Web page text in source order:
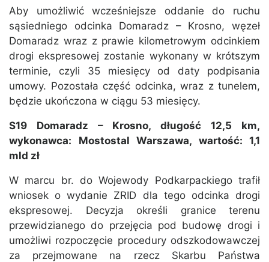
Aby umożliwić wcześniejsze oddanie do ruchu
sąsiedniego odcinka Domaradz – Krosno, węzeł
Domaradz wraz z prawie kilometrowym odcinkiem
drogi ekspresowej zostanie wykonany w krótszym
terminie, czyli 35 miesięcy od daty podpisania
umowy. Pozostała część odcinka, wraz z tunelem,
będzie ukończona w ciągu 53 miesięcy.
S19 Domaradz – Krosno, długość 12,5 km,
wykonawca: Mostostal Warszawa, wartość: 1,1
mld zł
W marcu br. do Wojewody Podkarpackiego trafił
wniosek o wydanie ZRID dla tego odcinka drogi
ekspresowej. Decyzja określi granice terenu
przewidzianego do przejęcia pod budowę drogi i
umożliwi rozpoczęcie procedury odszkodowawczej
za przejmowane na rzecz Skarbu Państwa